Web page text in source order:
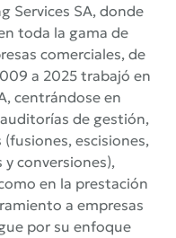
Services SA, donde
toda la gama de
comerciales, de
a 2025 trabajó en
centrándose en
de gestión,
escisiones,
y conversiones),
en la prestación
a empresas
por su enfoque